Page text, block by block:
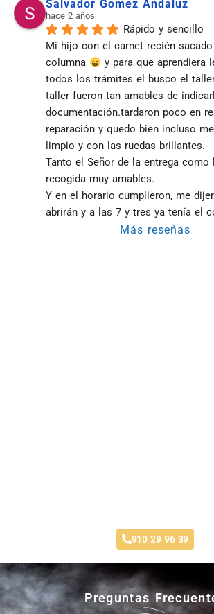
Salvador Gomez Andaluz
hace 2 años
Rápido y sencillo
Mi hijo con el carnet recién
columna
y para que aprendiera
todos los trámites el busco el
taller fueron tan amables de
documentación.tardaron poco en
reparación y quedo bien incluso
limpio y con las ruedas brillantes.
Tanto el Señor de la entrega como
recogida muy amables.
Y en el horario cumplieron, me
abrirán y a las 7 y tres ya tenía el
Más reseñas
910 29 96 39
Preguntas